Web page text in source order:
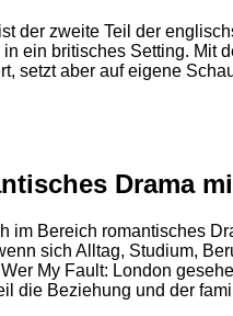
der zweite Teil der
ein britisches Setting. Mit
setzt aber auf eigene
Drama
im Bereich romantisches
sich Alltag, Studium,
My Fault: London
die Beziehung und der